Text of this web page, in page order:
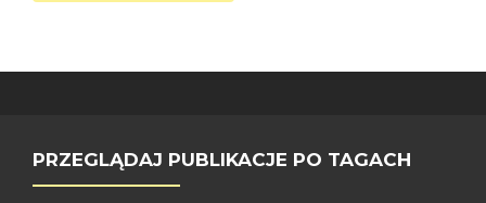
PRZEGLĄDAJ PUBLIKACJE PO TAGACH